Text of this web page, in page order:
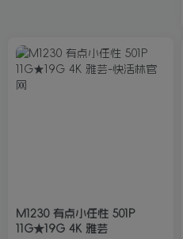
M1230 有点小任性 501P
11G★19G 4K 雅芸